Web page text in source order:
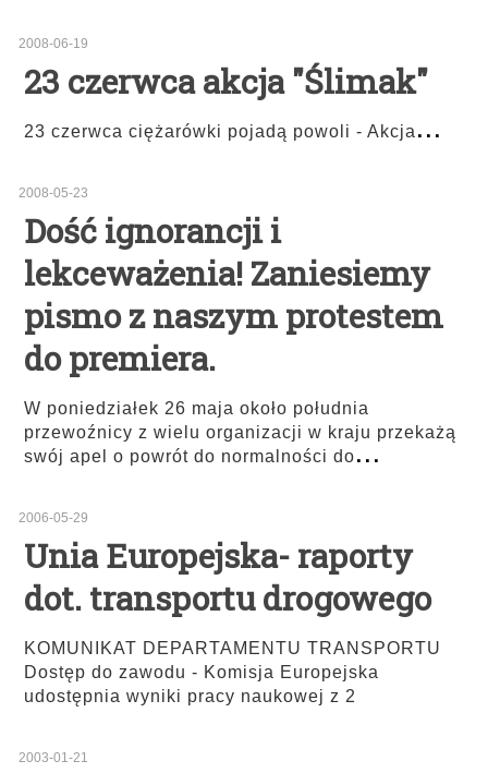
2008-06-19
23 czerwca akcja "Ślimak"
23 czerwca ciężarówki pojadą powoli - Akcja ...
2008-05-23
Dość ignorancji i
lekceważenia! Zaniesiemy
pismo z naszym protestem
do premiera.
W poniedziałek 26 maja około południa
przewoźnicy z wielu organizacji w kraju przekażą
swój apel o powrót do normalności do...
2006-05-29
Unia Europejska- raporty
dot. transportu drogowego
KOMUNIKAT DEPARTAMENTU TRANSPORTU
Dostęp do zawodu - Komisja Europejska
udostępnia wyniki pracy naukowej z 2
2003-01-21